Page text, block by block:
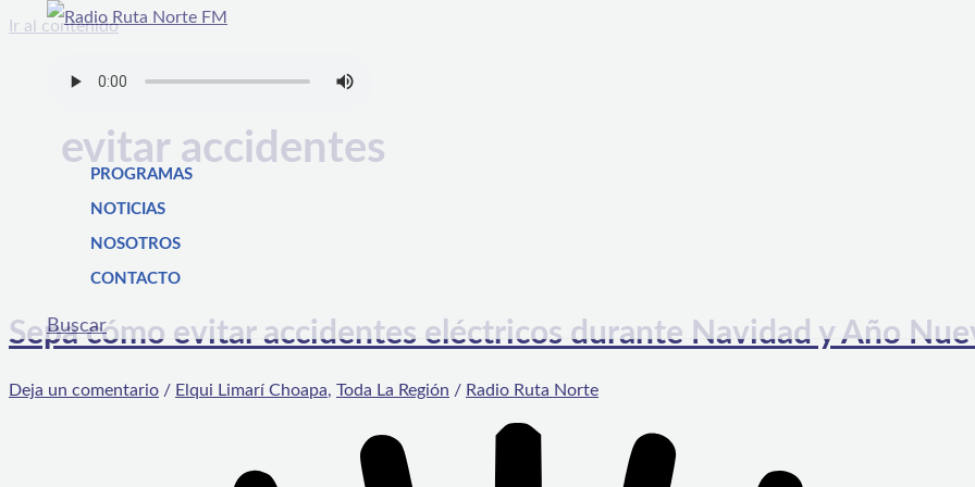
Ir al contenido
PROGRAMAS
NOTICIAS
NOSOTROS
CONTACTO
Buscar
evitar accidentes
Sepa cómo evitar accidentes eléctricos durante Navidad y Año
Deja un comentario / Elqui Limarí Choapa, Toda La Región / Radio Ruta Norte